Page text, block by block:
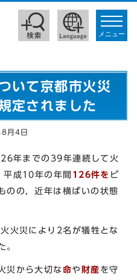
toggle
メニュー
いて京都市火災
定されました
月4日
年までの39年連続して火
平成10年の年間 126件を ピ
のの，近年は横ばいの状態
火災により2名が犠牲とな
。
災から大切な 命や 財産 を守